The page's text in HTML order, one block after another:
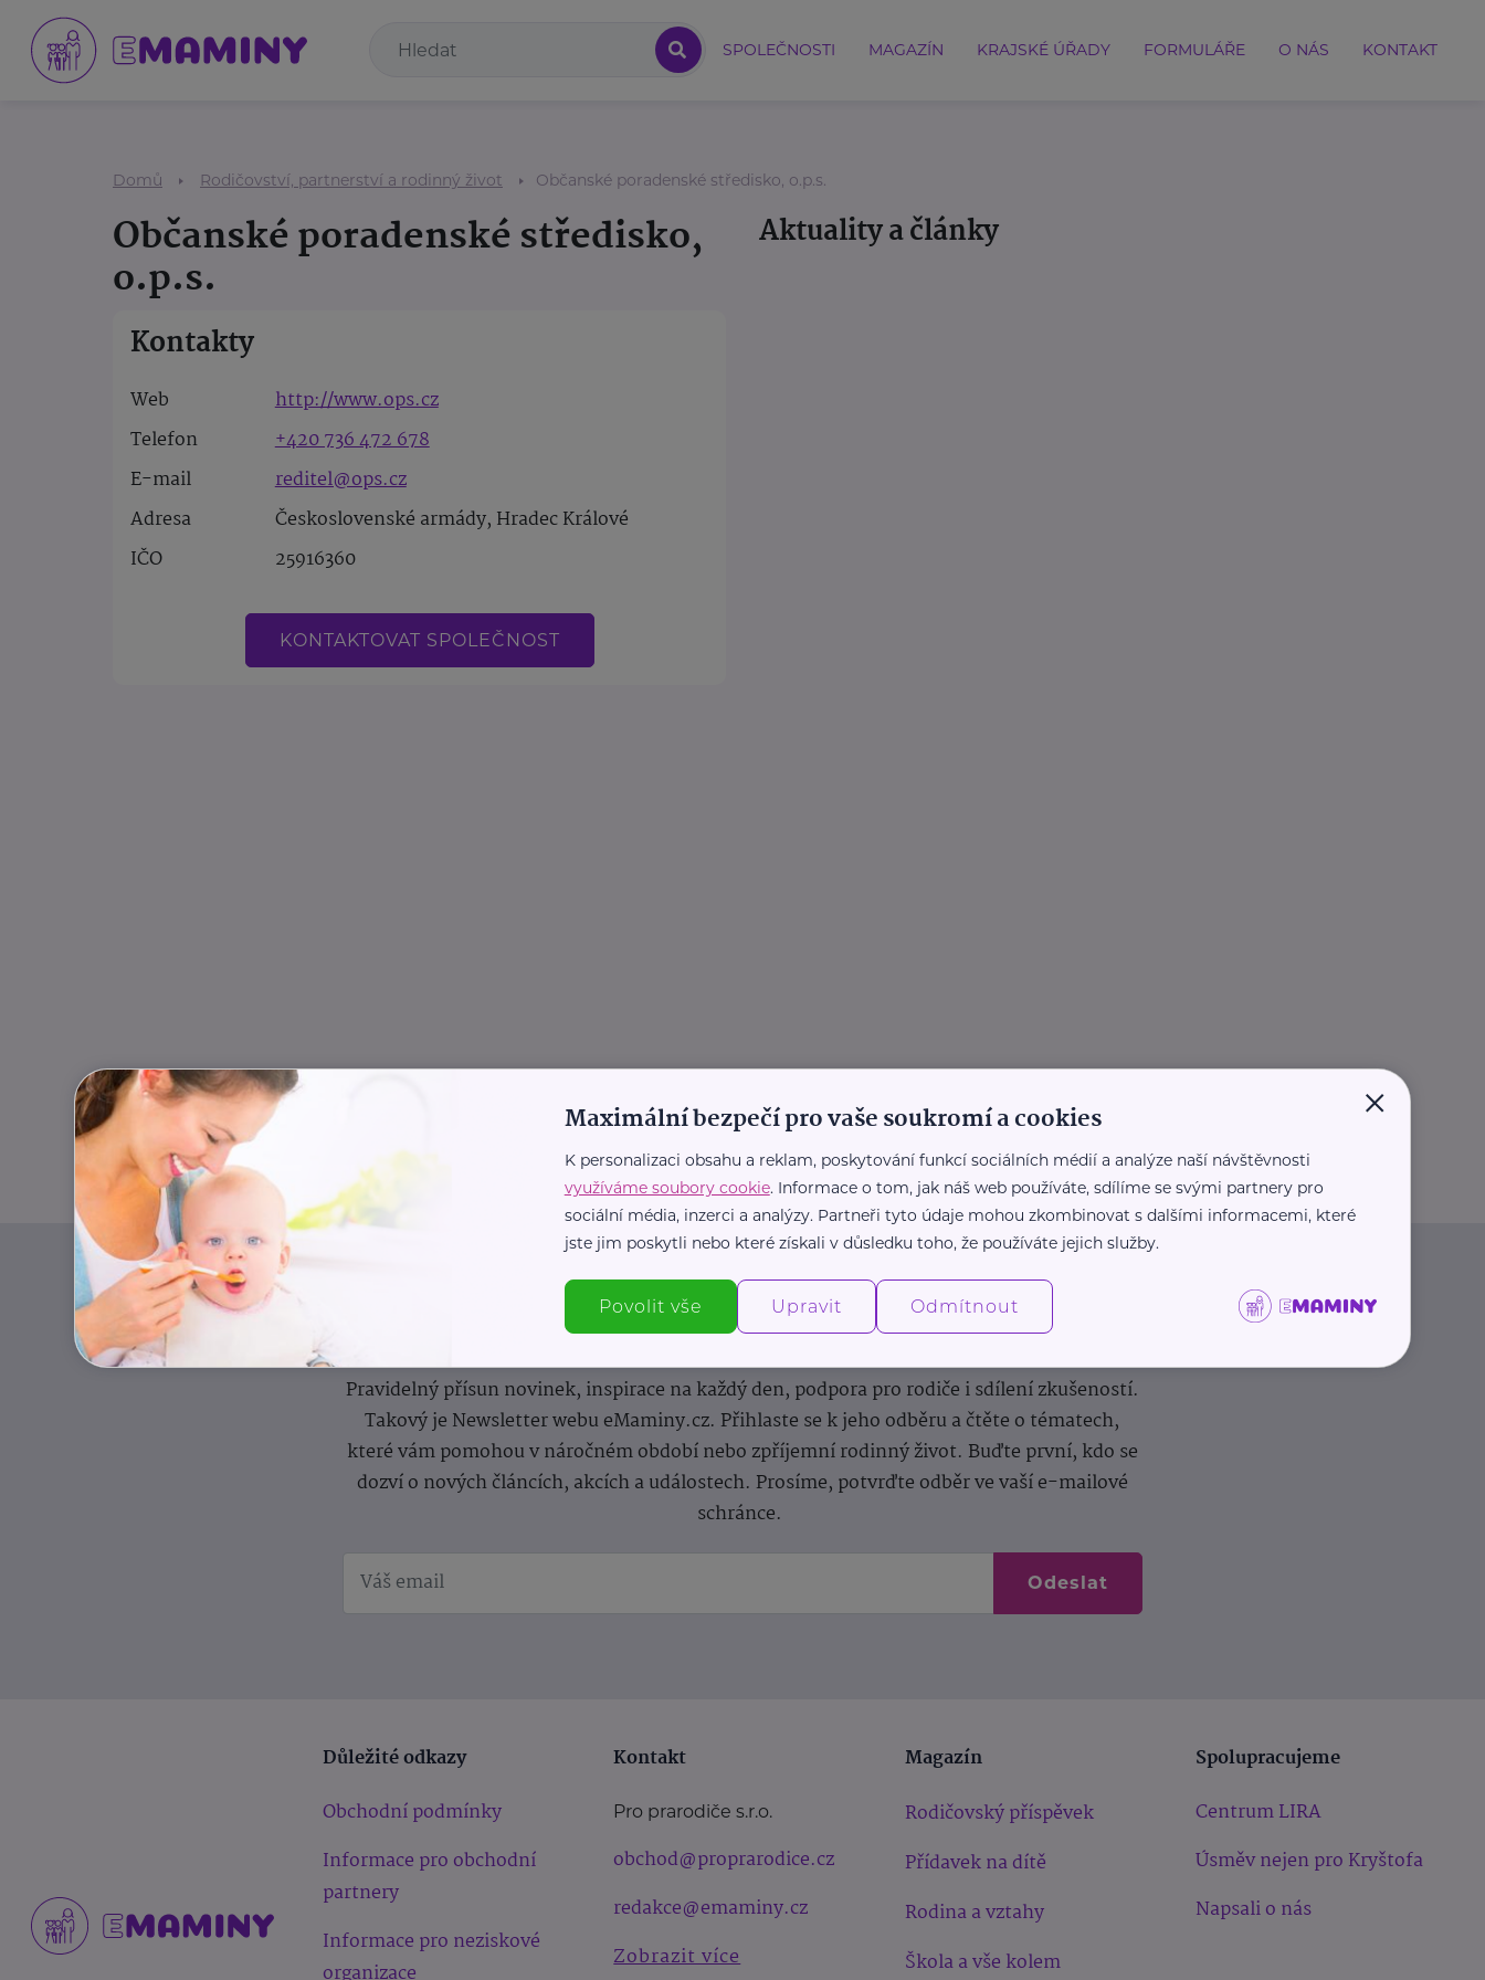
SPOLEČNOSTI MAGAZÍN KRAJSKÉ ÚŘADY FORMULÁŘE O NÁS KONTAKT
Domů Rodičovství, partnerství a rodinný život Občanské poradenské středisko, o.p.s.
Občanské poradenské středisko,
o.p.s.
Kontakty
Web
http://www.ops.cz
Telefon
+420 736 472 678
E-mail
reditel@ops.cz
Adresa
Československé armády, Hradec Králové
IČO
25916360
KONTAKTOVAT SPOLEČNOST
Aktuality a články
Newsletter
Pravidelný přísun novinek, inspirace na každý den, podpora pro rodiče i sdílení zkušeností.
Takový je Newsletter webu eMaminy.cz. Přihlaste se k jeho odběru a čtěte o tématech,
které vám pomohou v náročném období nebo zpříjemní rodinný život. Buďte první, kdo se
dozví o nových článcích, akcích a událostech. Prosíme, potvrďte odběr ve vaší e-mailové
schránce.
Odeslat
Důležité odkazy
Obchodní podmínky
Informace pro obchodní
partnery
Informace pro neziskové
organizace
Kontakt
Pro prarodiče s.r.o.
obchod@proprarodice.cz
redakce@emaminy.cz
Zobrazit více
Magazín
Rodičovský příspěvek
Přídavek na dítě
Rodina a vztahy
Škola a vše kolem
Spolupracujeme
Centrum LIRA
Úsměv nejen pro Kryštofa
Napsali o nás
×
Maximální bezpečí pro vaše soukromí a cookies
K personalizaci obsahu a reklam, poskytování funkcí sociálních médií a analýze naší návštěvnosti
využíváme soubory cookie. Informace o tom, jak náš web používáte, sdílíme se svými partnery pro
sociální média, inzerci a analýzy. Partneři tyto údaje mohou zkombinovat s dalšími informacemi, které
jste jim poskytli nebo které získali v důsledku toho, že používáte jejich služby.
Povolit vše Upravit Odmítnout